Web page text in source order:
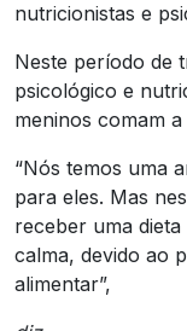
nutricionistas e
Neste período de
psicológico e
meninos comam
“Nós temos uma
para eles. Mas
receber uma
calma, devido ao
alimentar”,